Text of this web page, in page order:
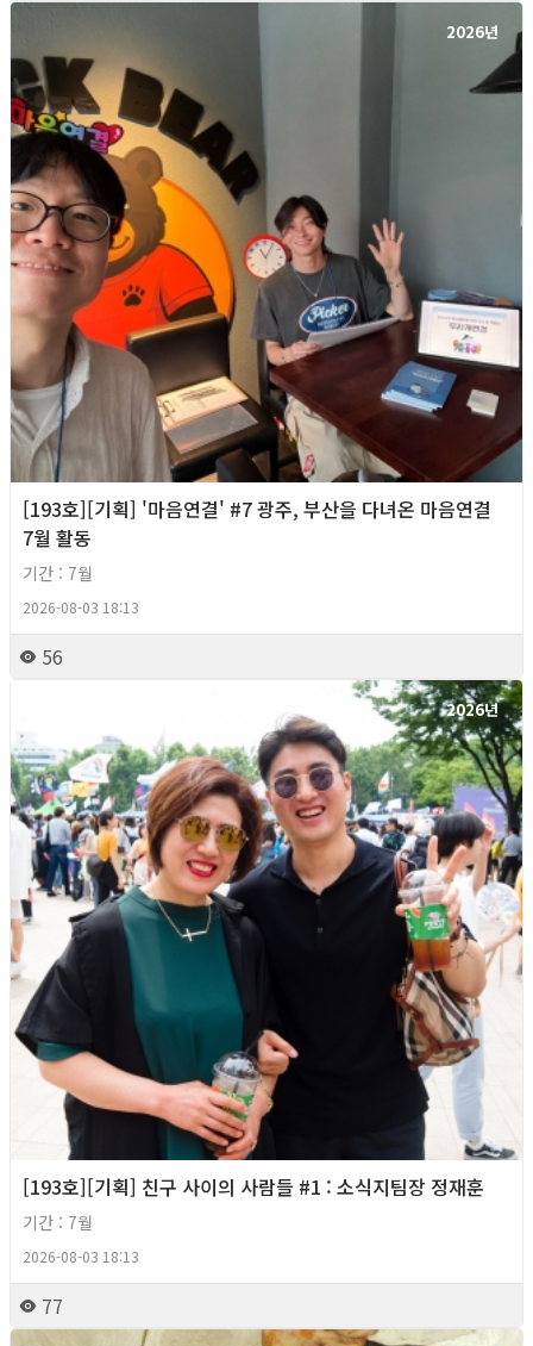
2026년
[193호][기획] '마음연결' #7 광주, 부산을 다녀온 마음연결
7월 활동
기간 : 7월
2026-08-03 18:13
56
2026년
[193호][기획] 친구 사이의 사람들 #1 : 소식지팀장 정재훈
기간 : 7월
2026-08-03 18:13
77